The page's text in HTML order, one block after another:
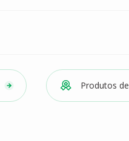
Produtos de